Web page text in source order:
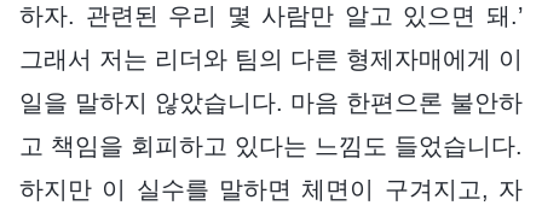
하자. 관련된 우리 몇 사람만 알고 있으면 돼.’
그래서 저는 리더와 팀의 다른 형제자매에게 이
일을 말하지 않았습니다. 마음 한편으론 불안하
고 책임을 회피하고 있다는 느낌도 들었습니다.
하지만 이 실수를 말하면 체면이 구겨지고, 자